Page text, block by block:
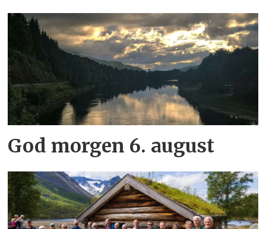
God morgen 6. august